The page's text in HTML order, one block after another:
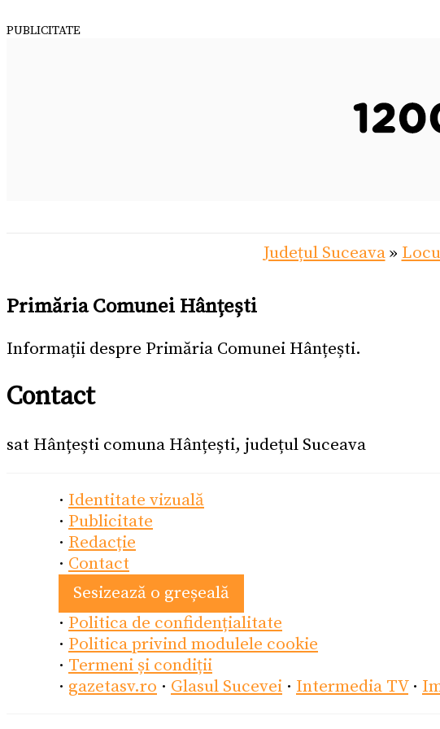
PUBLICITATE
Județul Suceava»
Primăria Comunei Hânțești
Informații despre Primăria Comunei Hânțești.
Contact
sat Hânțești comuna Hânțești, județul Suceava
· Identitate vizuală
· Publicitate
· Redacție
· Contact
Sesizează o greșeală
· Politica de confidențialitate
· Politica privind modulele cookie
· Termeni și condiții
· gazetasv.ro · Glasul Sucevei · Intermedia TV·